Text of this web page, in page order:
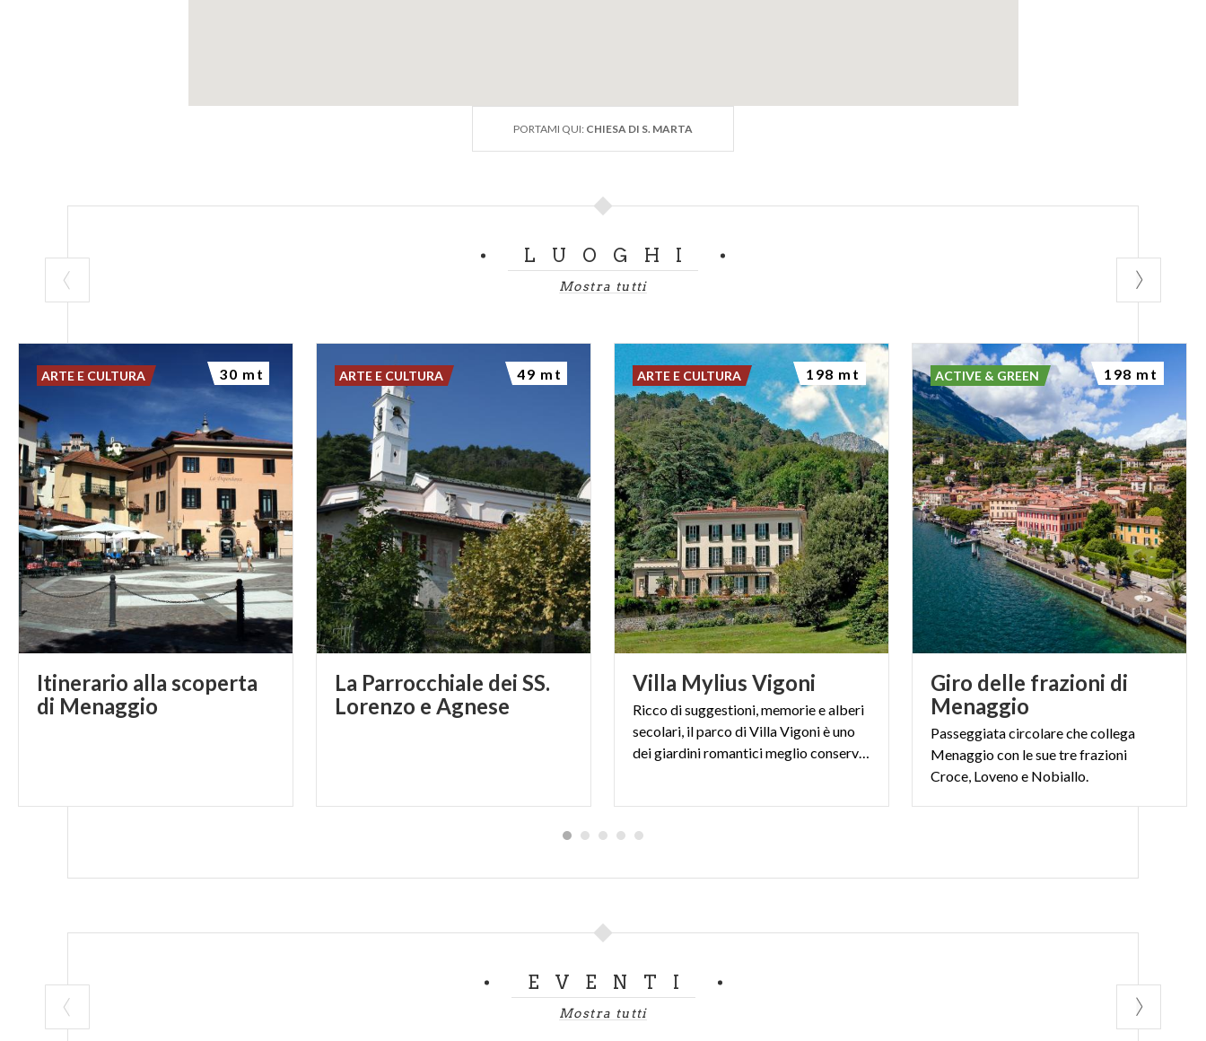
PORTAMI QUI: CHIESA DI S. MARTA
LUOGHI
Mostra tutti
Itinerario alla scoperta
di Menaggio
ARTE E CULTURA 30 mt
La Parrocchiale dei SS.
Lorenzo e Agnese
ARTE E CULTURA 49 mt
Villa Mylius Vigoni
Ricco di suggestioni, memorie e alberi
secolari, il parco di Villa Vigoni è uno
dei giardini romantici meglio conservati in Lombardia
ARTE E CULTURA 198 mt
Giro delle frazioni di
Menaggio
Passeggiata circolare che collega
Menaggio con le sue tre frazioni
Croce, Loveno e Nobiallo.
ACTIVE & GREEN 198 mt
EVENTI
Mostra tutti